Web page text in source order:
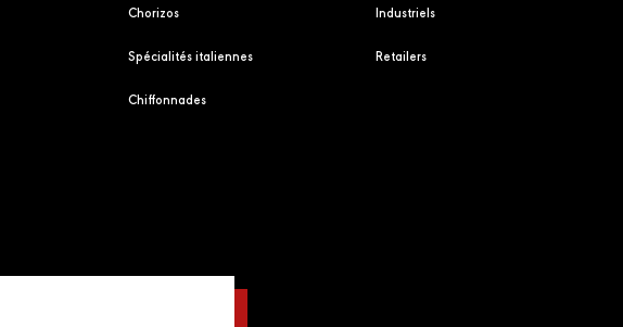
Chorizos
Spécialités italiennes
Chiffonnades
Industriels
Retailers